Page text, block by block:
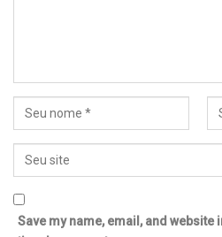
Save my name, email, and website